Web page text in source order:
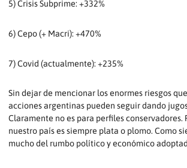
5) Crisis Subprime: +332%
6) Cepo (+ Macri): +470%
7) Covid (actualmente): +235%
Sin dejar de mencionar los enormes riesgos
acciones argentinas pueden seguir dando
Claramente no es para perfiles conservadores.
nuestro país es siempre plata o plomo. Como
mucho del rumbo político y económico